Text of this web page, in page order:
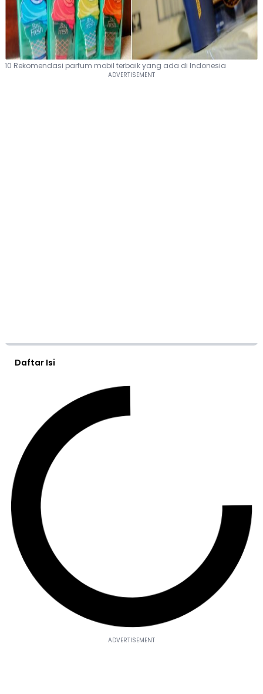
10 Rekomendasi parfum mobil terbaik yang ada di Indonesia
Daftar Isi